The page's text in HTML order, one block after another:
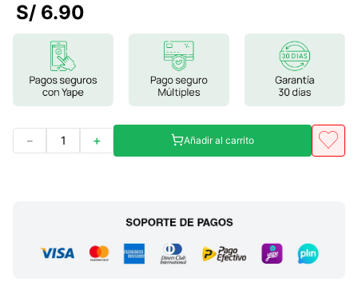
6
melena leon
magnesio
8.
stevia
9.
ashwagandha
10. clorofila
S/ 6.90
＋
－ Añadir al carrito